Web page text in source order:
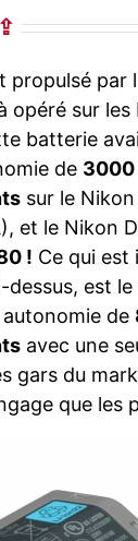
⇪
propulsé par
opéré sur
batterie
de 3000
sur le
et le Nikon
! Ce qui est
dessus, est
de
avec une
gars du
que les